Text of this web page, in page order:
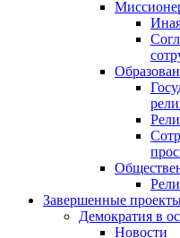
Завершенные
Демократия в
Новости